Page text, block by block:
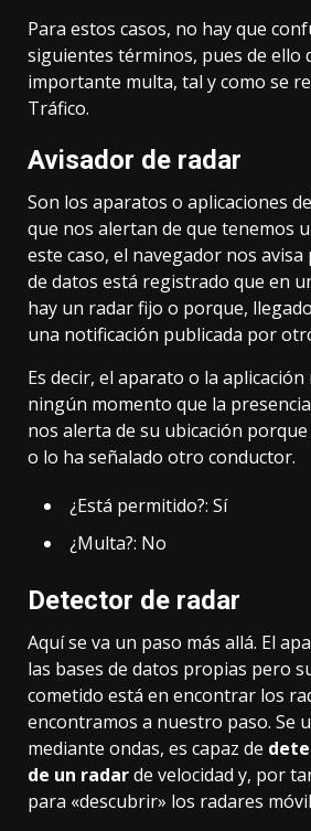
Para estos casos, no hay que
siguientes términos, pues de ello
importante multa, tal y como se
Tráfico.
Avisador de radar
Son los aparatos o aplicaciones
que nos alertan de que tenemos
este caso, el navegador nos
de datos está registrado que en
hay un radar fijo o porque,
una notificación publicada por
Es decir, el aparato o la
ningún momento que la
nos alerta de su ubicación porque
o lo ha señalado otro conductor.
¿Está permitido?: Sí
¿Multa?: No
Detector de radar
Aquí se va un paso más allá. El
las bases de datos propias pero
cometido está en encontrar los
encontramos a nuestro paso. Se
mediante ondas, es capaz de
de un radarde velocidad y, por
para «descubrir» los radares